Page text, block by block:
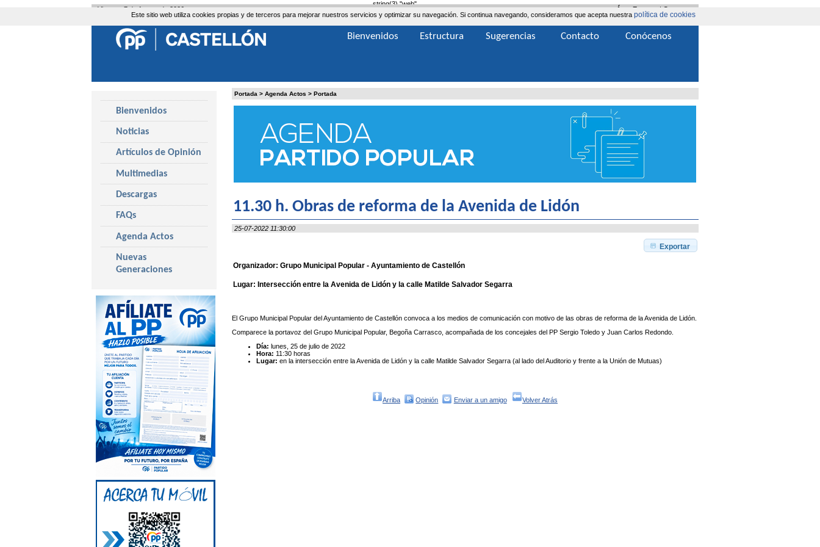
string(3) "web"
Este sitio web utiliza cookies propias y de terceros para mejorar nuestros servicios y optimizar su navegación. Si continua navegando, consideramos que acepta nuestra política de cookies
Portada > Agenda Actos > Portada
11.30 h. Obras de reforma de la Avenida de Lidón
25-07-2022 11:30:00
Exportar
Organizador: Grupo Municipal Popular - Ayuntamiento de Castellón
Lugar: Intersección entre la Avenida de Lidón y la calle Matilde Salvador Segarra
El Grupo Municipal Popular del Ayuntamiento de Castellón convoca a los medios de comunicación con motivo de las obras de reforma de la Avenida de Lidón.
Comparece la portavoz del Grupo Municipal Popular, Begoña Carrasco, acompañada de los concejales del PP Sergio Toledo y Juan Carlos Redondo.
Día: lunes, 25 de julio de 2022
Hora: 11:30 horas
Lugar: en la intersección entre la Avenida de Lidón y la calle Matilde Salvador Segarra (al lado del Auditorio y frente a la Unión de Mutuas)
Arriba Opinión Enviar a un amigo Volver Atrás
Bienvenidos
Noticias
Artículos de Opinión
Multimedias
Descargas
FAQs
Agenda Actos
Nuevas
Generaciones
Viernes, 7 de Agosto de 2026 |Contacta
Área Extranet
Bienvenidos Estructura Sugerencias Contacto Conócenos